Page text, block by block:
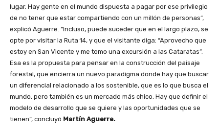
lugar. Hay gente en el mundo dispuesta a pagar por ese privilegio
de no tener que estar compartiendo con un millón de personas”,
explicó Aguerre. “Incluso, puede suceder que en el largo plazo, se
opte por visitar la Ruta 14, y que el visitante diga: “Aprovecho que
estoy en San Vicente y me tomo una excursión a las Cataratas”.
Esa es la propuesta para pensar en la construcción del paisaje
forestal, que encierra un nuevo paradigma donde hay que buscar
un diferencial relacionado a los sostenible, que es lo que busca el
mundo, pero también es un mercado más chico. Hay que definir el
modelo de desarrollo que se quiere y las oportunidades que se
tienen”, concluyó Martín Aguerre.